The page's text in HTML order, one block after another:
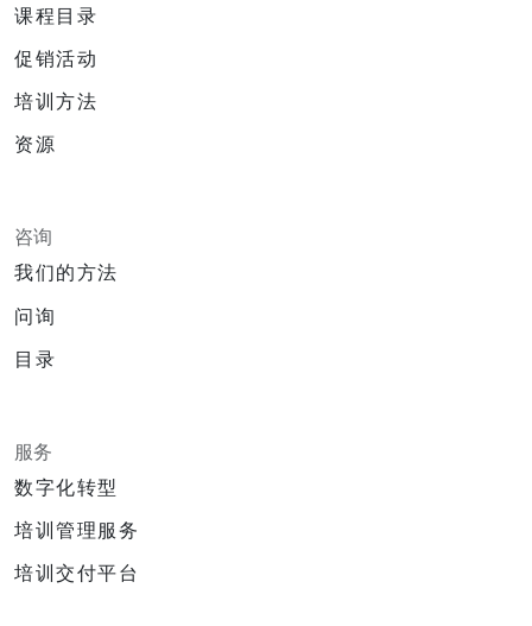
课程目录
促销活动
培训方法
资源
咨询
我们的方法
问询
目录
服务
数字化转型
培训管理服务
培训交付平台